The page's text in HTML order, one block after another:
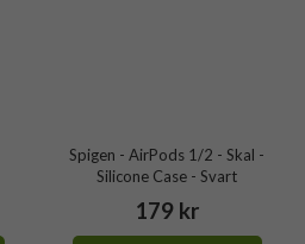
Spigen - AirPods 1/2 - Skal -
Silicone Case - Svart
179 kr